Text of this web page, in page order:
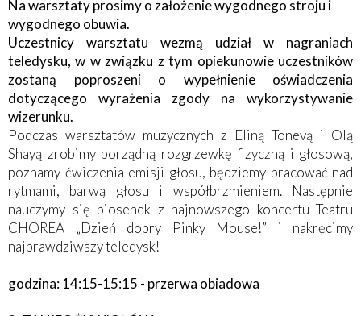
Na warsztaty prosimy o założenie wygodnego stroju i
wygodnego obuwia.
Uczestnicy warsztatu wezmą udział w nagraniach
teledysku, w w związku z tym opiekunowie uczestników
zostaną poproszeni o wypełnienie oświadczenia
dotyczącego wyrażenia zgody na wykorzystywanie
wizerunku.
Podczas warsztatów muzycznych z Eliną Tonevą i Olą
Shayą zrobimy porządną rozgrzewkę fizyczną i głosową,
poznamy ćwiczenia emisji głosu, będziemy pracować nad
rytmami, barwą głosu i współbrzmieniem. Następnie
nauczymy się piosenek z najnowszego koncertu Teatru
CHOREA „Dzień dobry Pinky Mouse!” i nakręcimy
najprawdziwszy teledysk!
godzina: 14:15-15:15 - przerwa obiadowa